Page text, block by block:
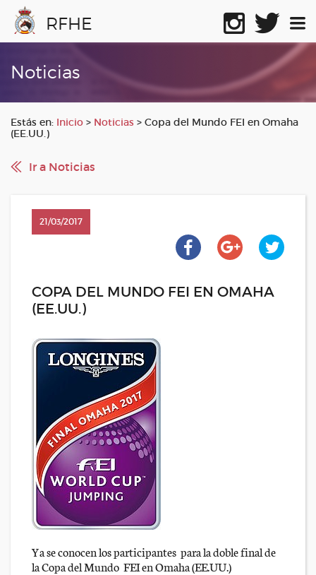
RFHE
Noticias
Estás en: Inicio > Noticias > Copa del Mundo FEI en Omaha
(EE.UU.)
Ir a Noticias
21/03/2017
COPA DEL MUNDO FEI EN OMAHA
(EE.UU.)
Ya se conocen los participantes para la doble final de
la Copa del Mundo FEI en Omaha (EE.UU.)